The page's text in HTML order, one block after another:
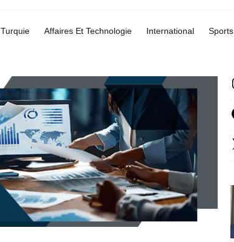
Turquie Affaires Et Technologie International Sports